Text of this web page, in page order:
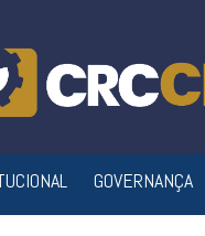
GOVERNANÇA